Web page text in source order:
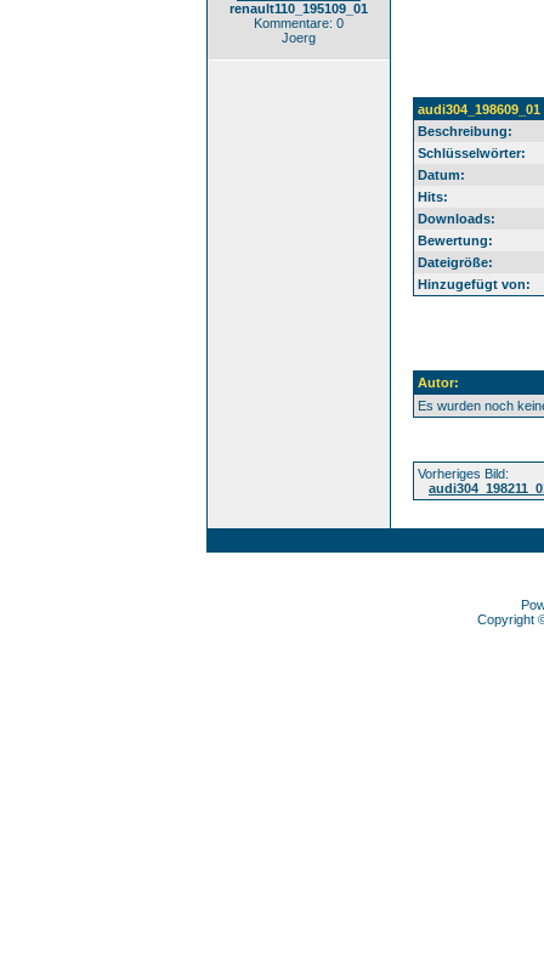
renault110_195109_01
Kommentare: 0
Joerg
audi304_198609_01
Beschreibung:
Schlüsselwörter:
Datum:
Hits:
Downloads:
Bewertung:
Dateigröße:
Hinzugefügt von:
Autor:
Es wurden noch
Vorheriges Bild:
Copyright